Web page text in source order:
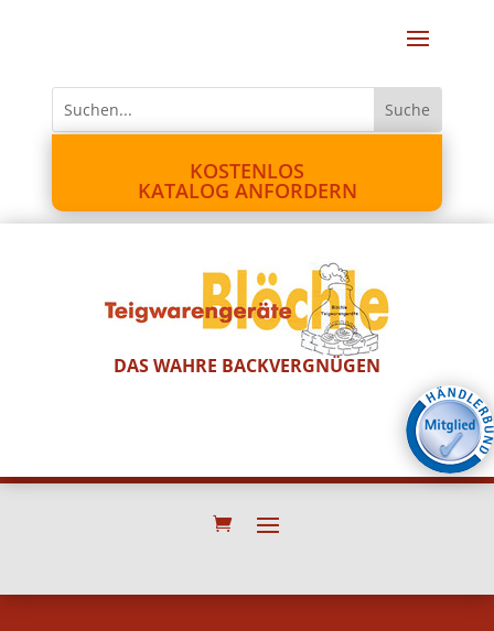
KOSTENLOS
KATALOG ANFORDERN
DAS WAHRE BACKVERGNÜGEN